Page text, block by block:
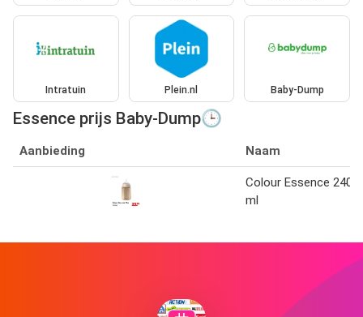
Intratuin Plein.nl Baby-Dump
Essence prijs Baby-Dump🕒
Aanbieding Naam
Colour Essence 240
ml